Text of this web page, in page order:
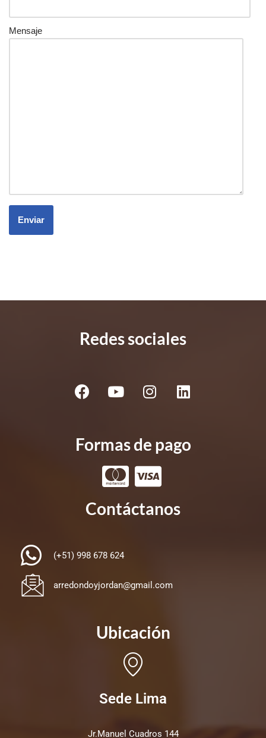
Mensaje
Redes sociales
Formas de pago
Contáctanos
(+51) 998 678 624
arredondoyjordan@gmail.com
Ubicación
Sede Lima
Jr.Manuel Cuadros 144